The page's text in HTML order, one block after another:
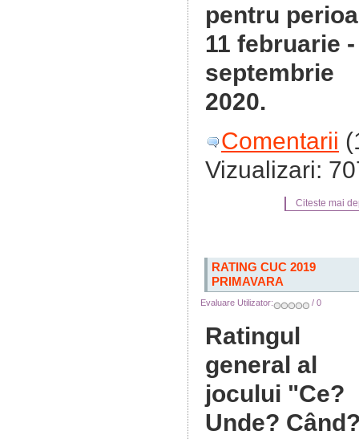
pentru
11 februarie
septembrie
2020.
Comentarii
Vizualizari:
Citeste mai
RATING CUC 2019
PRIMAVARA
Evaluare Utilizator: / 0
Ratingul
general al
jocului "Ce?
Unde?